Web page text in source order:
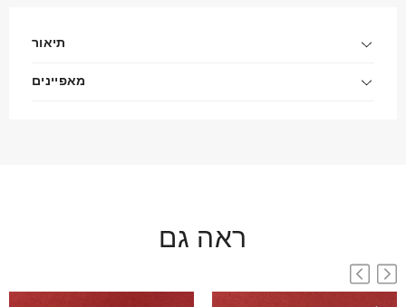
תיאור
מאפיינים
ראה גם